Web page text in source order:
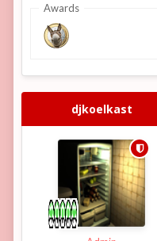
Awards
djkoelkast